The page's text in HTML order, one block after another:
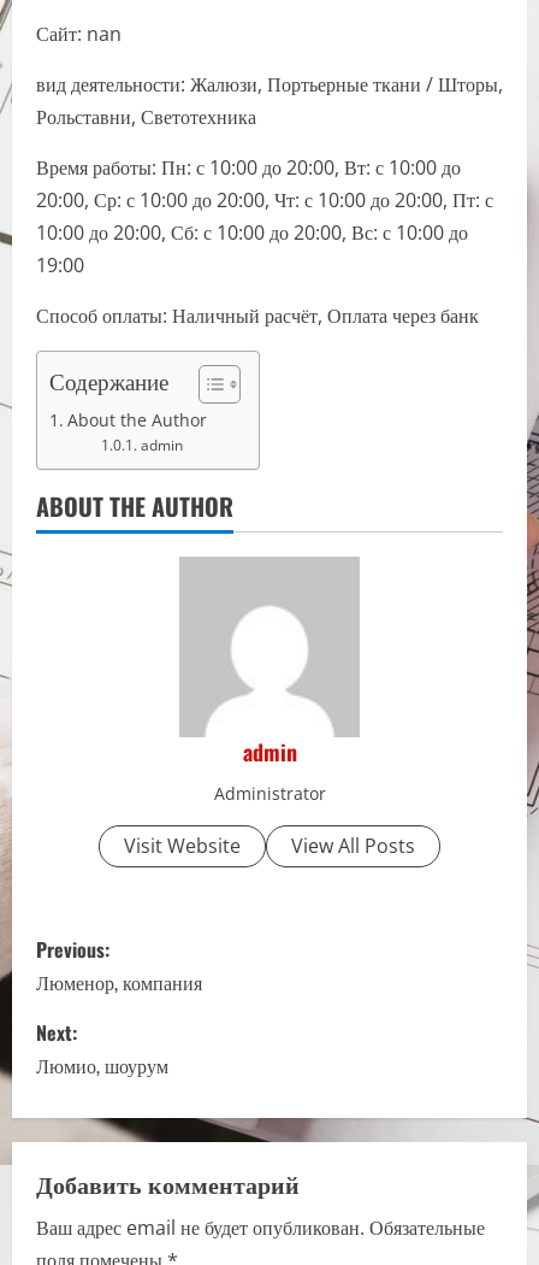
Сайт: nan
вид деятельности: Жалюзи, Портьерные ткани / Шторы,
Рольставни, Светотехника
Время работы: Пн: с 10:00 до 20:00, Вт: с 10:00 до
20:00, Ср: с 10:00 до 20:00, Чт: с 10:00 до 20:00, Пт: с
10:00 до 20:00, Сб: с 10:00 до 20:00, Вс: с 10:00 до
19:00
Способ оплаты: Наличный расчёт, Оплата через банк
Содержание
About the Author
admin
ABOUT THE AUTHOR
admin
Administrator
Visit Website View All Posts
P
o
s
t
n
a
v
Previous:
Люменор, компания
Next:
Люмио, шоурум
Добавить комментарий
Ваш адрес email не будет опубликован. Обязательные